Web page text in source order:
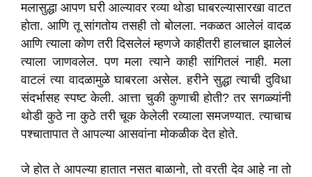
मलासुद्धा आपण घरी आल्यावर रव्या थोडा घाबरल्यासारखा वाटत
होता. आणि तू सांगतोय तसही तो बोलला. नकळत आलेलं वादळ
आणि त्याला कोण तरी दिसलेलं म्हणजे काहीतरी हालचाल झालेलं
त्याला जाणवलेल. पण मला त्याने काही सांगितलं नाही. मला
वाटलं त्या वादळामुळे घाबरला असेल. हरीने सुद्धा त्याची दुविधा
संदर्भासह स्पष्ट केली. आत्ता चुकी कुणाची होती? तर सगळ्यांनी
थोडी कुठे ना कुठे तरी चूक केलेली रव्याला समजण्यात. त्याचाच
पश्चातापात ते आपल्या आसवांना मोकळीक देत होते.
जे होत ते आपल्या हातात नसत बाळानो, तो वरती देव आहे ना तो